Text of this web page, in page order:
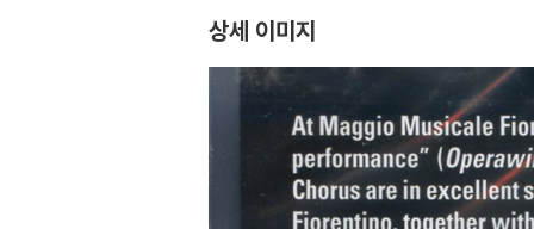
상세 이미지